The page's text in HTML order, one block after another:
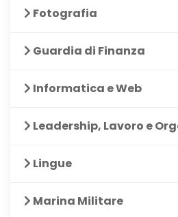
Fotografia
Guardia di Finanza
Informatica e Web
Leadership, Lavoro e
Lingue
Marina Militare